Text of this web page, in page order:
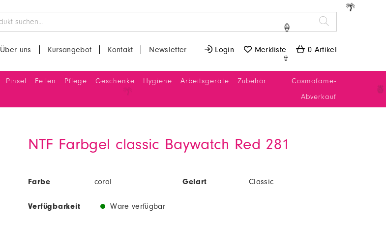
Über uns Kursangebot Kontakt Newsletter  Login  Merkliste  0 Artikel
Pinsel Feilen Pflege Geschenke Hygiene Arbeitsgeräte Zubehör
Cosmofame-
Abverkauf
NTF Farbgel classic Baywatch Red 281
Farbe coral Gelart Classic
Verfügbarkeit Ware verfügbar